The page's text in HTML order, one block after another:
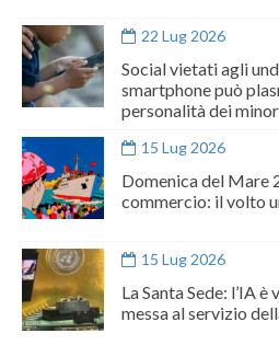
22 Lug 2026
Social vietati agli
smartphone può
personalità dei
15 Lug 2026
Domenica del Mare
commercio: il volto
15 Lug 2026
La Santa Sede: l’IA
messa al servizio